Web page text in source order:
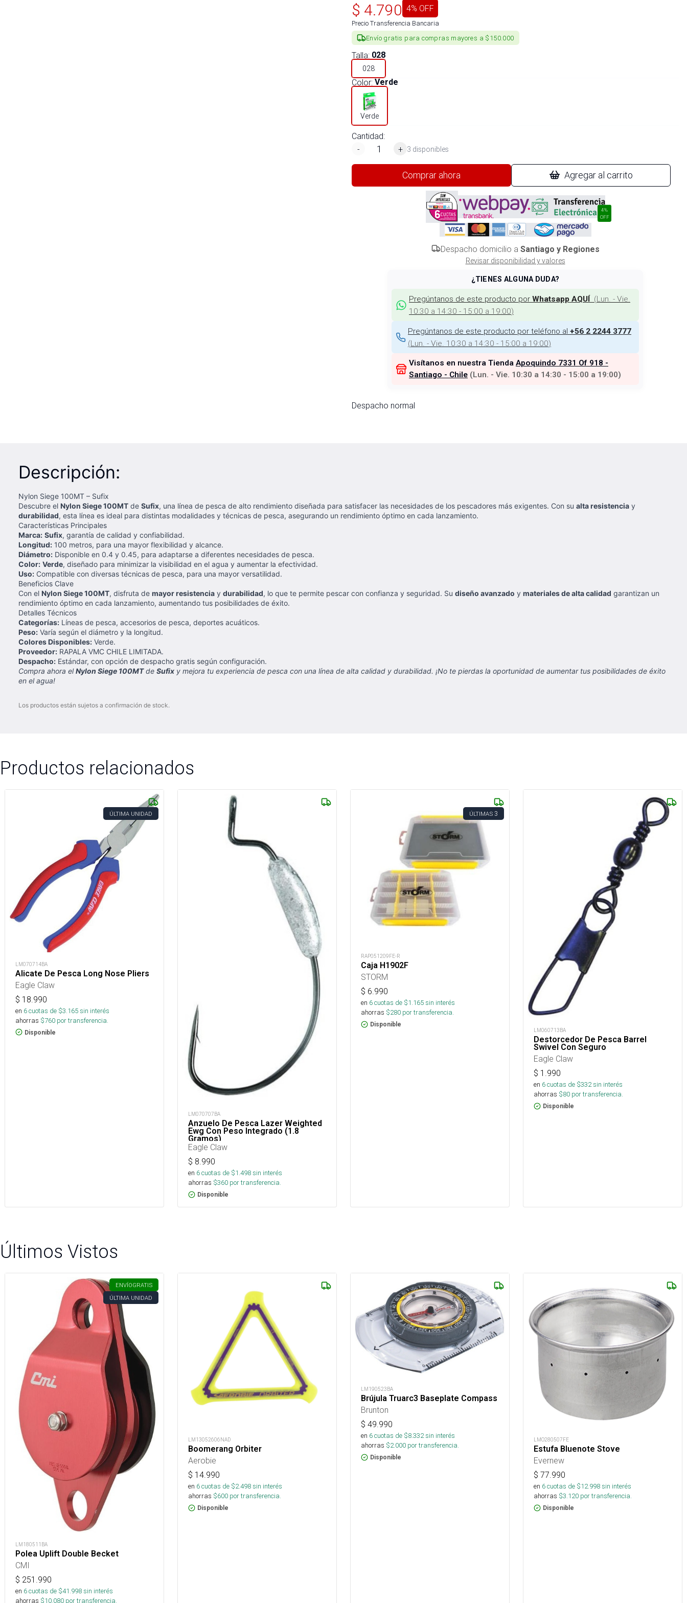
$ 4.790 4% OFF
Precio Transferencia Bancaria
Envío gratis para compras mayores a $150.000
Talla: 028
028
Color: Verde
Verde
Cantidad:
-
+ 3 disponibles
Comprar ahora Agregar al carrito
4%
OFF
Despacho domicilio a Santiago y Regiones
Revisar disponibilidad y valores
¿TIENES ALGUNA DUDA?
Pregúntanos de este producto por Whatsapp AQUÍ (Lun. - Vie.
10:30 a 14:30 - 15:00 a 19:00)
Pregúntanos de este producto por teléfono al +56 2 2244 3777
(Lun. - Vie. 10:30 a 14:30 - 15:00 a 19:00)
Visítanos en nuestra Tienda Apoquindo 7331 Of 918 -
Santiago - Chile (Lun. - Vie. 10:30 a 14:30 - 15:00 a 19:00)
Despacho normal
Descripción:
Nylon Siege 100MT – Sufix
Descubre el Nylon Siege 100MT de Sufix, una línea de pesca de alto rendimiento diseñada para satisfacer las necesidades de los pescadores más exigentes. Con su alta resistencia y
durabilidad, esta línea es ideal para distintas modalidades y técnicas de pesca, asegurando un rendimiento óptimo en cada lanzamiento.
Características Principales
Marca: Sufix, garantía de calidad y confiabilidad.
Longitud: 100 metros, para una mayor flexibilidad y alcance.
Diámetro: Disponible en 0.4 y 0.45, para adaptarse a diferentes necesidades de pesca.
Color: Verde, diseñado para minimizar la visibilidad en el agua y aumentar la efectividad.
Uso: Compatible con diversas técnicas de pesca, para una mayor versatilidad.
Beneficios Clave
Con el Nylon Siege 100MT, disfruta de mayor resistencia y durabilidad, lo que te permite pescar con confianza y seguridad. Su diseño avanzado y materiales de alta calidad garantizan un
rendimiento óptimo en cada lanzamiento, aumentando tus posibilidades de éxito.
Detalles Técnicos
Categorías: Líneas de pesca, accesorios de pesca, deportes acuáticos.
Peso: Varía según el diámetro y la longitud.
Colores Disponibles: Verde.
Proveedor: RAPALA VMC CHILE LIMITADA.
Despacho: Estándar, con opción de despacho gratis según configuración.
Compra ahora elNylon Siege 100MTde Sufix y mejora tu experiencia de pesca con una línea de alta calidad y durabilidad. ¡No te pierdas la oportunidad de aumentar tus posibilidades de éxito
en el agua!
Los productos están sujetos a confirmación de stock.
Productos relacionados
ÚLTIMA UNIDAD
LM070714BA
Alicate De Pesca Long Nose Pliers
Eagle Claw
$ 18.990
en 6cuotas de $3.165sin interés
ahorras $760 por transferencia.
Disponible
LM070707BA
Anzuelo De Pesca Lazer Weighted
Ewg Con Peso Integrado (1.8
Gramos)
Eagle Claw
$ 8.990
en 6cuotas de $1.498sin interés
ahorras $360 por transferencia.
Disponible
ÚLTIMAS 3
RAP051209FE-R
Caja H1902F
STORM
$ 6.990
en 6cuotas de $1.165sin interés
ahorras $280 por transferencia.
Disponible
LM060713BA
Destorcedor De Pesca Barrel
Swivel Con Seguro
Eagle Claw
$ 1.990
en 6cuotas de $332sin interés
ahorras $80 por transferencia.
Disponible
Últimos Vistos
ENVÍOGRATIS
ÚLTIMA UNIDAD
LM180511BA
Polea Uplift Double Becket
CMI
$ 251.990
en 6cuotas de $41.998sin interés
ahorras $10.080 por transferencia.
LM13052606NAD
Boomerang Orbiter
Aerobie
$ 14.990
en 6cuotas de $2.498sin interés
ahorras $600 por transferencia.
Disponible
LM190523BA
Brújula Truarc3 Baseplate Compass
Brunton
$ 49.990
en 6cuotas de $8.332sin interés
ahorras $2.000 por transferencia.
Disponible
LMO280507FE
Estufa Bluenote Stove
Evernew
$ 77.990
en 6cuotas de $12.998sin interés
ahorras $3.120 por transferencia.
Disponible